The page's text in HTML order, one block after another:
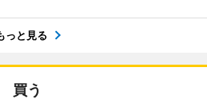
っと見る
買う